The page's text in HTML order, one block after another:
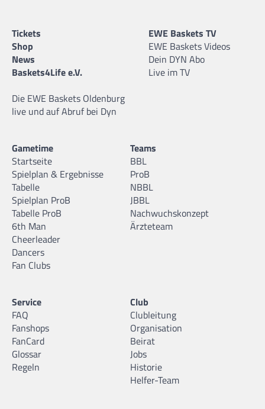
Tickets
Shop
News
Baskets4Life e.V.
Die EWE Baskets Oldenburg
live und auf Abruf bei Dyn
EWE Baskets TV
EWE Baskets Videos
Dein DYN Abo
Live im TV
Gametime
Startseite
Spielplan & Ergebnisse
Tabelle
Spielplan ProB
Tabelle ProB
6th Man
Cheerleader
Dancers
Fan Clubs
Teams
BBL
ProB
NBBL
JBBL
Nachwuchskonzept
Ärzteteam
Service
FAQ
Fanshops
FanCard
Glossar
Regeln
Club
Clubleitung
Organisation
Beirat
Jobs
Historie
Helfer-Team